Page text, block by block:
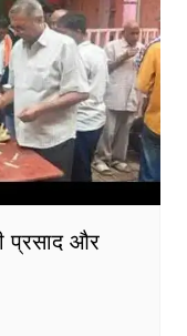
प्रसाद और